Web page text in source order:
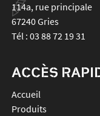
114a, rue principale
67240Gries
Tél : 03 88 72 19 31
ACCÈS
Accueil
Produits